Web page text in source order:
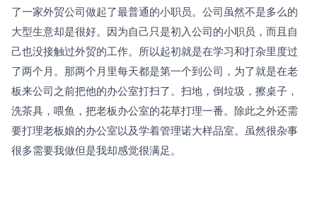
了一家外贸公司做起了最普通的小职员。公司虽然不是多么的
大型生意却是很好。因为自己只是初入公司的小职员，而且自
己也没接触过外贸的工作。所以起初就是在学习和打杂里度过
了两个月。那两个月里每天都是第一个到公司，为了就是在老
板来公司之前把他的办公室打扫了。扫地，倒垃圾，擦桌子，
洗茶具，喂鱼，把老板办公室的花草打理一番。除此之外还需
要打理老板娘的办公室以及学着管理诺大样品室。虽然很杂事
很多需要我做但是我却感觉很满足。